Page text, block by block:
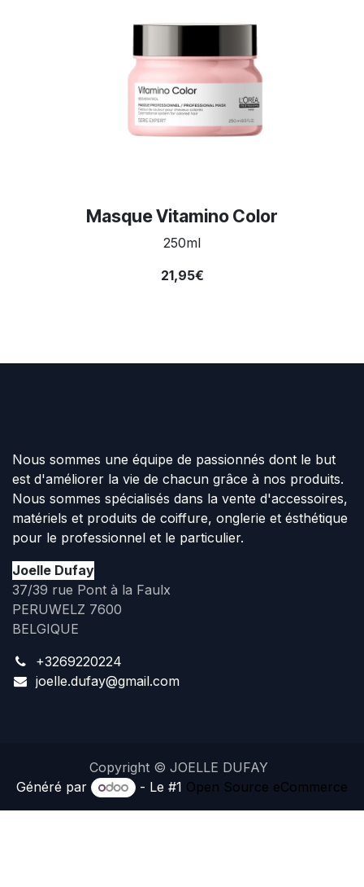
Masque Vitamino Color
250ml
21,95€
Nous sommes une équipe de passionnés dont le but
est d'améliorer la vie de chacun grâce à nos produits.
Nous sommes spécialisés dans la vente d'accessoires,
matériels et produits de coiffure, onglerie et ésthétique
pour le professionnel et le particulier.
Joelle Dufay
37/39 rue Pont à la Faulx
PERUWELZ 7600
BELGIQUE
+3269220224
joelle.dufay@gmail.com
Copyright © JOELLE DUFAY
Généré par
- Le #1 Open Source eCommerce